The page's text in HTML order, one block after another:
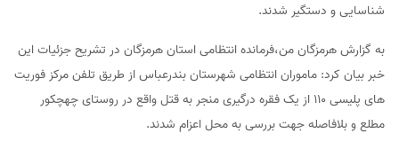
شناسایی و دستگیر شدند.
به گزارش هرمزگان من،فرمانده انتظامی استان هرمزگان در تشریح جزئیات این
خبر بیان کرد: ماموران انتظامی شهرستان بندرعباس از طریق تلفن مرکز فوریت
های پلیسی ۱۱۰ از یک فقره درگیری منجر به قتل واقع در روستای چهچکور
مطلع و بلافاصله جهت بررسی به محل اعزام شدند.